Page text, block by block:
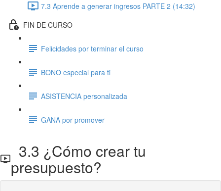
7.3 Aprende a generar ingresos PARTE 2 (14:32)
FIN DE CURSO
Felicidades por terminar el curso
BONO especial para ti
ASISTENCIA personalizada
GANA por promover
3.3 ¿Cómo crear tu
presupuesto?